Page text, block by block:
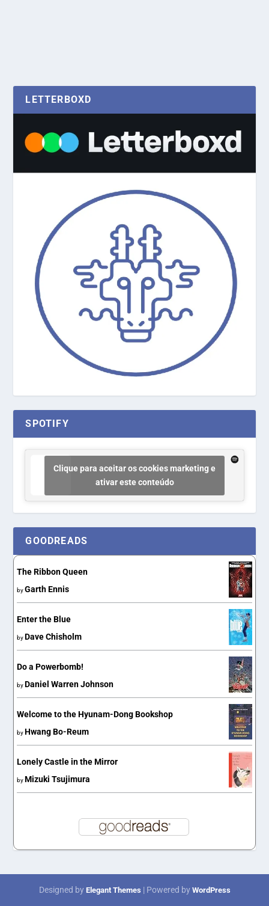
LETTERBOXD
SPOTIFY
Clique para aceitar os cookies marketing e
ativar este conteúdo
GOODREADS
The Ribbon Queen
byGarth Ennis
Enter the Blue
by Dave Chisholm
Do a Powerbomb!
by Daniel Warren Johnson
Welcome to the Hyunam-Dong Bookshop
by Hwang Bo-Reum
Lonely Castle in the Mirror
by Mizuki Tsujimura
Designed by Elegant Themes | Powered by WordPress